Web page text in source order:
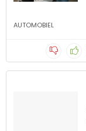
AUTOMOBIEL